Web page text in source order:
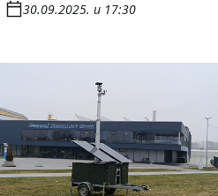
30.09.2025. u 17:30